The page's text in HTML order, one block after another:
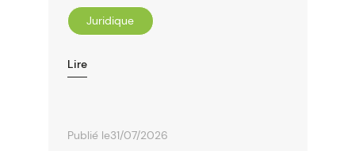
Juridique
Lire
Publié le31/07/2026